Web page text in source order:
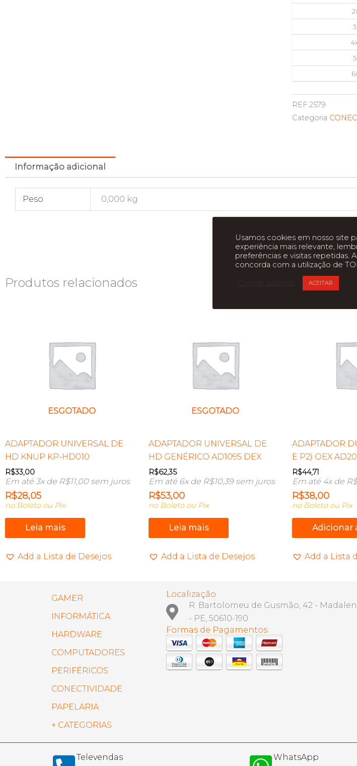
REF 2579
Categoria
Informação adicional
Peso 0,000 kg
Produtos relacionados
ESGOTADO
ADAPTADOR UNIVERSAL DE
HD KNUP KP-HD010
R$33,00
Em até 3x de R$11,00sem juros
R$28,05
no Boleto ou Pix
Leia mais
Add a Lista de Desejos
ESGOTADO
ADAPTADOR UNIVERSAL DE
HD GENÉRICO AD1095 DEX
R$62,35
Em até 6x de R$10,39sem juros
R$53,00
no Boleto ou Pix
Leia mais
Add a Lista de Desejos
ADAPTADOR
E P2) OEX
R$44,71
Em até 4x de R$
R$38,00
no Boleto ou Pix
Adicionar
Add a Lista
GAMER
INFORMÁTICA
HARDWARE
COMPUTADORES
PERIFÉRICOS
CONECTIVIDADE
PAPELARIA
+ CATEGORIAS
Localização
R. Bartolomeu de Gusmão, 42 -
- PE, 50610-190
Formas de Pagamentos
Televendas WhatsApp
Usamos cookies em nosso site
experiência mais relevante,
preferências e visitas repetidas.
concorda com a utilização de
ACEITAR